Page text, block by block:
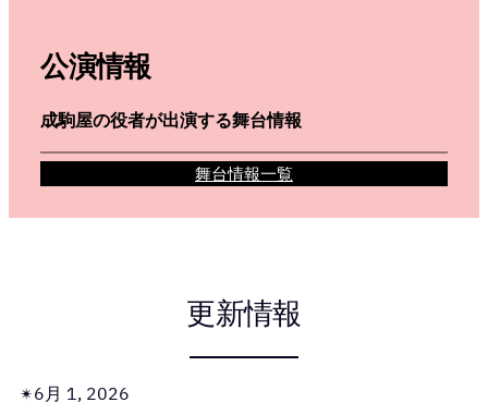
公演情報
成駒屋の役者が出演する舞台情報
舞台情報一覧
更新情報
✴︎6月 1, 2026